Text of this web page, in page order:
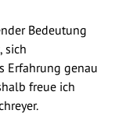
Bedeutung
sich
Erfahrung genau
freue ich